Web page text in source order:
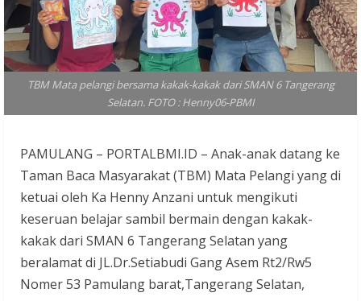
TBM Mata pelangi bersama kakak-kakak dari SMAN 6 Tangerang
Selatan. FOTO : Henny06-PBMI
PAMULANG – PORTALBMI.ID – Anak-anak datang ke
Taman Baca Masyarakat (TBM) Mata Pelangi yang di
ketuai oleh Ka Henny Anzani untuk mengikuti
keseruan belajar sambil bermain dengan kakak-
kakak dari SMAN 6 Tangerang Selatan yang
beralamat di JL.Dr.Setiabudi Gang Asem Rt2/Rw5
Nomer 53 Pamulang barat,Tangerang Selatan,